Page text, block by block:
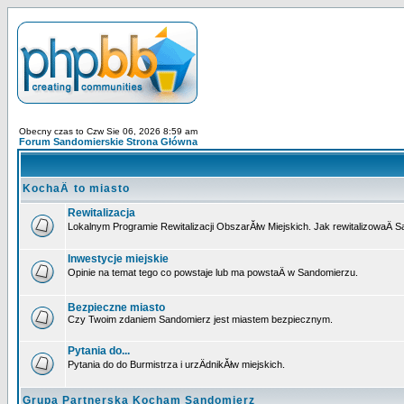
Obecny czas to Czw Sie 06, 2026 8:59 am
Forum Sandomierskie Strona Główna
KochaÄ to miasto
Rewitalizacja
Lokalnym Programie Rewitalizacji ObszarĂłw Miejskich. Jak rewitalizowaÄ
Inwestycje miejskie
Opinie na temat tego co powstaje lub ma powstaÄ w Sandomierzu.
Bezpieczne miasto
Czy Twoim zdaniem Sandomierz jest miastem bezpiecznym.
Pytania do...
Pytania do do Burmistrza i urzÄdnikĂłw miejskich.
Grupa Partnerska Kocham Sandomierz